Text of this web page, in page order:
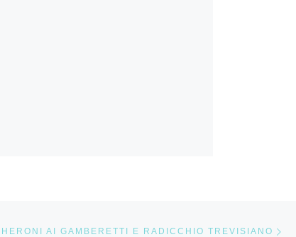
AI GAMBERETTI E RADICCHIO TREVISIANO